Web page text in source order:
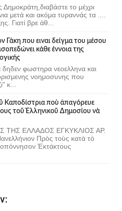
Δημοκράτη,διαβάστε το μέχρι
μετά και ακόμα τυραννάς τα ....
Γιατί βρε άθ...
Γάκη που ειναι δείγμα του μέσου
κάθε έννοια της
δηδεν φωστηρα νεοελληνα και
νοημοσυνης που
κ...
Καποδίστρια ποὺ ἀπαγόρευε
τοῦ Ἑλληνικοῦ Δημοσίου νὰ
ΤΗΣ ΕΛΛΑΔΟΣ ΕΓΚΥΚΛΙΟΣ ΑΡ.
Πρὸς τοὺς κατὰ τὸ
Ἐκτάκτους